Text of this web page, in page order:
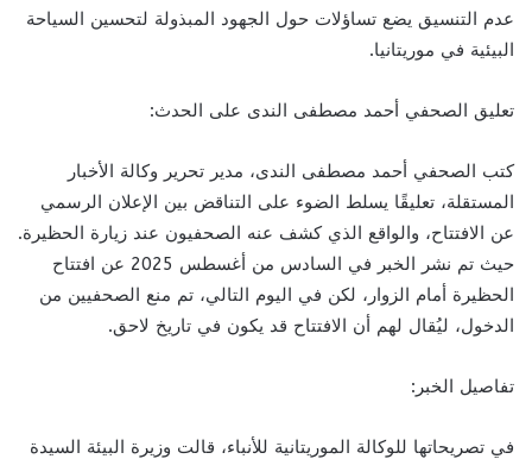
عدم التنسيق يضع تساؤلات حول الجهود المبذولة لتحسين السياحة
البيئية في موريتانيا.
تعليق الصحفي أحمد مصطفى الندى على الحدث:
كتب الصحفي أحمد مصطفى الندى، مدير تحرير وكالة الأخبار
المستقلة، تعليقًا يسلط الضوء على التناقض بين الإعلان الرسمي
عن الافتتاح، والواقع الذي كشف عنه الصحفيون عند زيارة الحظيرة.
حيث تم نشر الخبر في السادس من أغسطس 2025 عن افتتاح
الحظيرة أمام الزوار، لكن في اليوم التالي، تم منع الصحفيين من
الدخول، ليُقال لهم أن الافتتاح قد يكون في تاريخ لاحق.
تفاصيل الخبر:
في تصريحاتها للوكالة الموريتانية للأنباء، قالت وزيرة البيئة السيدة